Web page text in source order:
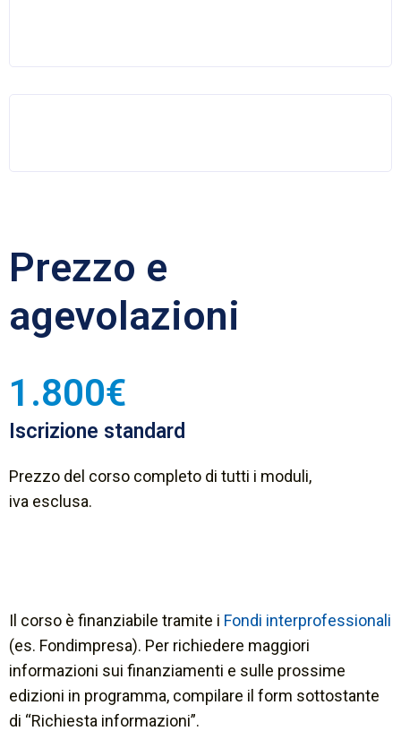
Prezzo e
agevolazioni
1.800€
Iscrizione standard
Prezzo del corso completo di tutti i moduli,
iva esclusa.
Il corso è finanziabile tramite i Fondi interprofessionali
(es. Fondimpresa). Per richiedere maggiori
informazioni sui finanziamenti e sulle prossime
edizioni in programma, compilare il form sottostante
di “Richiesta informazioni”.